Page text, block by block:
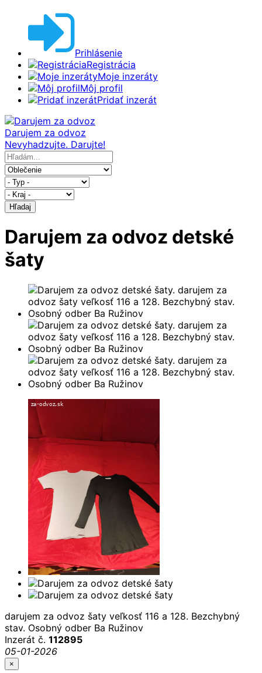
Prihlásenie
Registrácia
Moje inzeráty
Môj profil
Pridať inzerát
Darujem za odvoz
Nevyhadzujte. Darujte!
Hľadaj
Darujem za odvoz detské
šaty
darujem za odvoz šaty veľkosť 116 a 128. Bezchybný
stav. Osobný odber Ba Ružinov
Inzerát č. 112895
05-01-2026
×